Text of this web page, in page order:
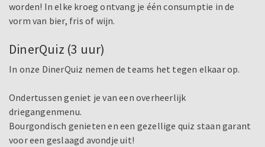
worden! In elke kroeg ontvang je één consumptie in de
vorm van bier, fris of wijn.
DinerQuiz (3 uur)
In onze DinerQuiz nemen de teams het tegen elkaar op.
Ondertussen geniet je van een overheerlijk
driegangenmenu.
Bourgondisch genieten en een gezellige quiz staan garant
voor een geslaagd avondje uit!